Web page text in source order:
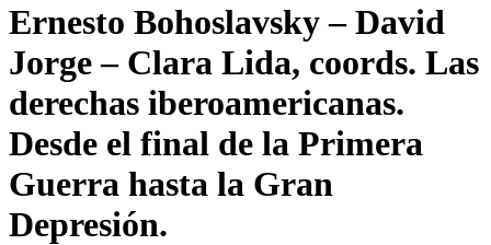
Ernesto Bohoslavsky – David
Jorge – Clara Lida, coords. Las
derechas iberoamericanas.
Desde el final de la Primera
Guerra hasta la Gran
Depresión.